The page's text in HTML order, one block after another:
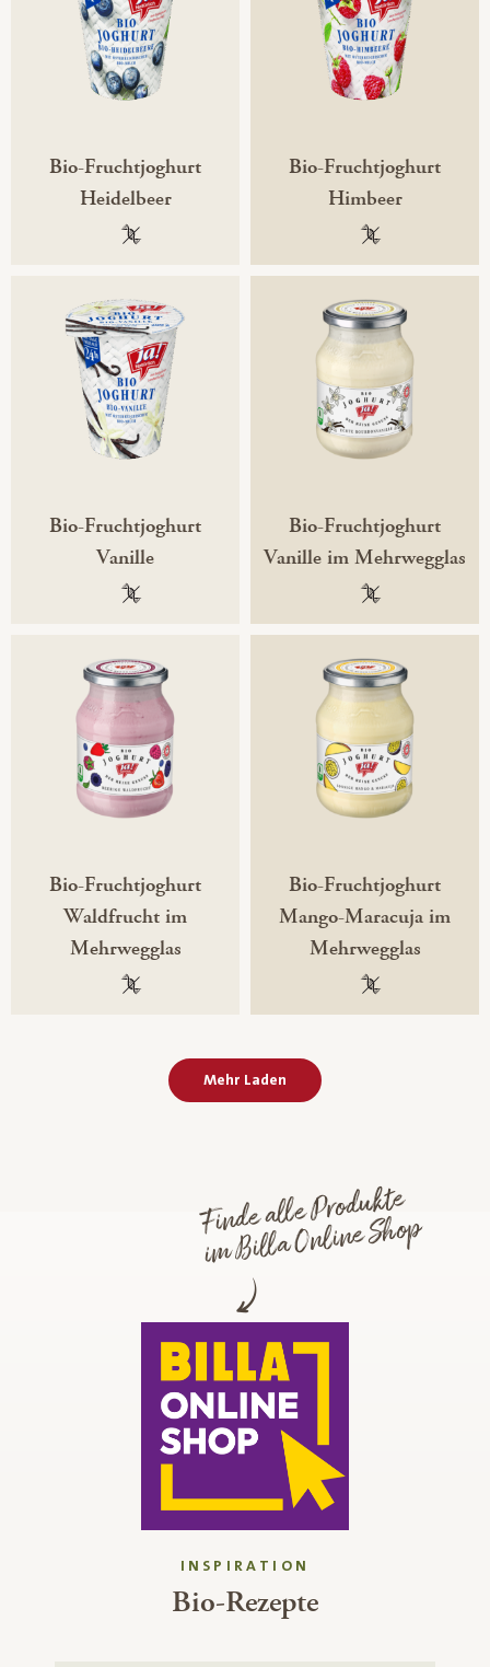
Bio-Fruchtjoghurt
Heidelbeer
100 % gentechnikfrei
Bio-Fruchtjoghurt
Himbeer
100 %
Bio-Fruchtjoghurt
Vanille
100 % gentechnikfrei
Bio-Fruchtjoghurt
Vanille im Mehrwegglas
100 %
Bio-Fruchtjoghurt
Waldfrucht im
Mehrwegglas
100 % gentechnikfrei
Bio-Fruchtjoghurt
Mango-Maracuja im
Mehrwegglas
100 %
Mehr Laden
Finde alle Produkte
im Billa Online Shop
INSPIRATION
Bio-Rezepte